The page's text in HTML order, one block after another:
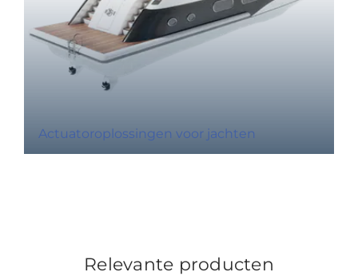
Actuatoroplossingen voor jachten
Relevante producten